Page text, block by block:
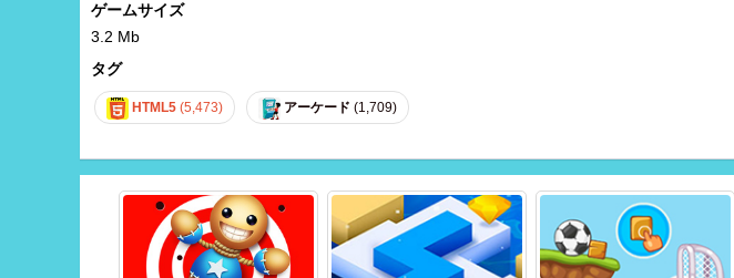
ゲームサイズ
3.2 Mb
タグ
HTML5 (5,473) アーケード (1,709)